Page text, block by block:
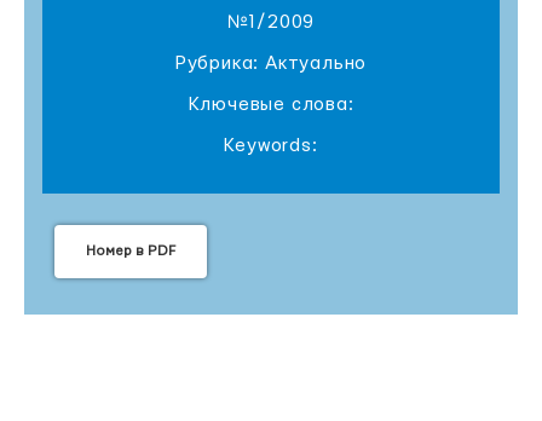
№1/2009
Рубрика: Актуально
Ключевые слова:
Keywords:
Номер в PDF